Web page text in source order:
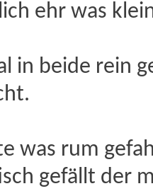
ehr was
in beide rein
was rum
gefällt der